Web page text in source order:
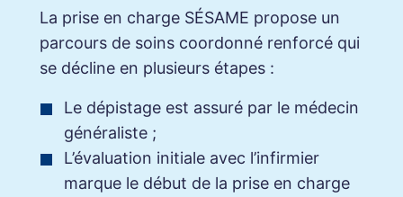
La prise en charge SÉSAME propose un
parcours de soins coordonné renforcé qui
se décline en plusieurs étapes :
Le dépistage est assuré par le médecin
généraliste ;
L’évaluation initiale avec l’infirmier
marque le début de la prise en charge